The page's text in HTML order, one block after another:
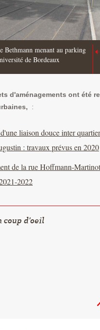
Bethmann menant au parking
de Bordeaux
d'aménagements ont été
:
liaison douce inter
: travaux prévus en 2020
de la rue Hoffmann-
2022
coup d'oeil